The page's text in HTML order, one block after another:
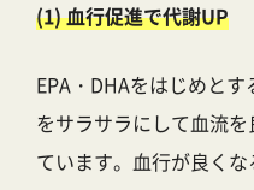
(1) 血行促進で代謝UP
EPA・DHAをはじめと
をサラサラにして血流
ています。血行が良く